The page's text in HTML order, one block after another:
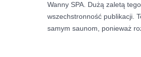
Wanny SPA. Dużą zaletą
wszechstronność publikacji.
samym saunom, ponieważ